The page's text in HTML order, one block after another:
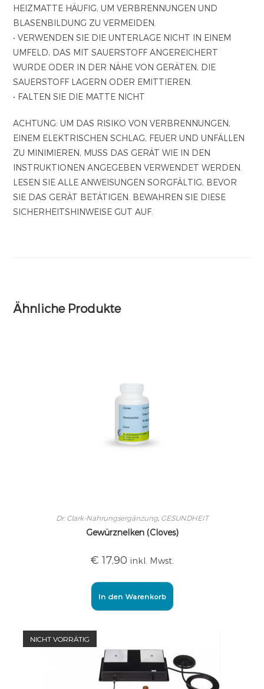
HEIZMATTE HÄUFIG, UM VERBRENNUNGEN UND
BLASENBILDUNG ZU VERMEIDEN.
• VERWENDEN SIE DIE UNTERLAGE NICHT IN EINEM
UMFELD, DAS MIT SAUERSTOFF ANGEREICHERT
WURDE ODER IN DER NÄHE VON GERÄTEN, DIE
SAUERSTOFF LAGERN ODER EMITTIEREN.
• FALTEN SIE DIE MATTE NICHT
ACHTUNG: UM DAS RISIKO VON VERBRENNUNGEN,
EINEM ELEKTRISCHEN SCHLAG, FEUER UND UNFÄLLEN
ZU MINIMIEREN, MUSS DAS GERÄT WIE IN DEN
INSTRUKTIONEN ANGEGEBEN VERWENDET WERDEN.
LESEN SIE ALLE ANWEISUNGEN SORGFÄLTIG, BEVOR
SIE DAS GERÄT BETÄTIGEN. BEWAHREN SIE DIESE
SICHERHEITSHINWEISE GUT AUF.
Ähnliche Produkte
Dr. Clark-Nahrungsergänzung, GESUNDHEIT
Gewürznelken (Cloves)
€ 17,90 inkl. Mwst.
In den Warenkorb
NICHT VORRÄTIG